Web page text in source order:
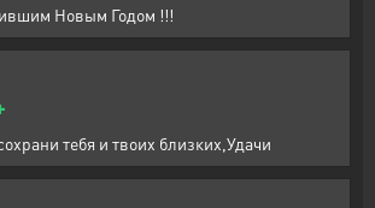
Новым Годом !!!
тебя и твоих близких,Удачи